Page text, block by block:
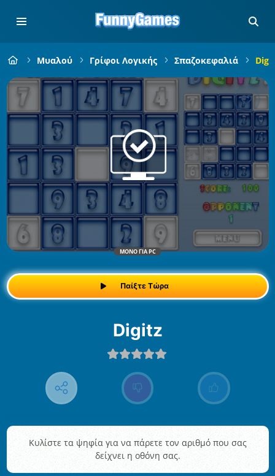
Μυαλού Γρίφοι Λογικής Σπαζοκεφαλιά
ΜΌΝΟ ΓΙΑ PC
Παίξτε Τώρα
Digitz
Κυλίστε τα ψηφία για να πάρετε τον αριθμό που σας
δείχνει η οθόνη σας.